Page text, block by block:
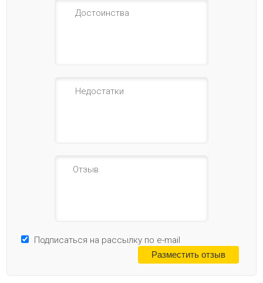
Подписаться на рассылку по e-mail